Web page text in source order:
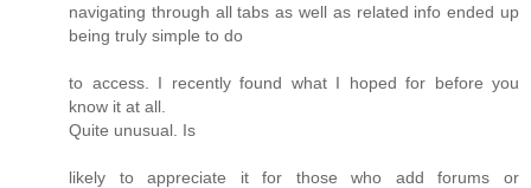
navigating through all tabs as well as related info ended up
being truly simple to do
to access. I recently found what I hoped for before you
know it at all.
Quite unusual. Is
likely to appreciate it for those who add forums or